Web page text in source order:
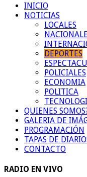
INICIO
NOTICIAS
LOCALES
DEPORTES
POLICIALES
ECONOMIA
POLITICA
QUIENES
GALERIA DE
PROGRAMACIÓN
TAPAS DE
CONTACTO
RADIO EN VIVO